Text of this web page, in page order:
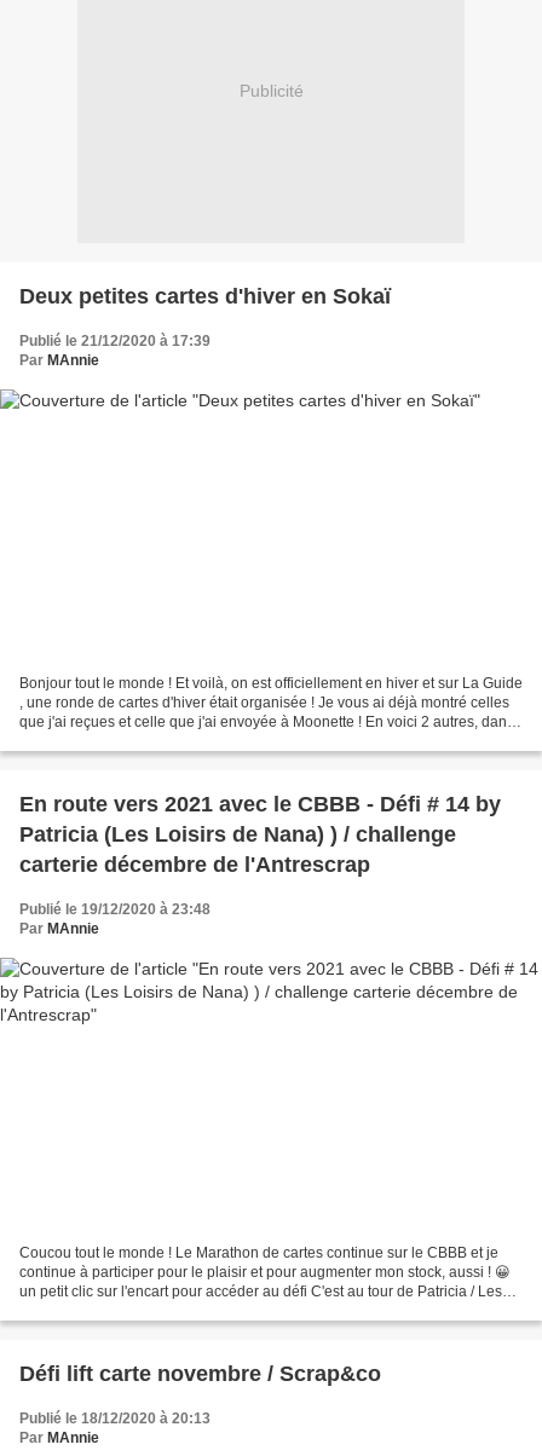
Publicité
Deux petites cartes d'hiver en Sokaï
Publié le 21/12/2020 à 17:39
Par MAnnie
Bonjour tout le monde ! Et voilà, on est officiellement en hiver et sur La Guide
, une ronde de cartes d'hiver était organisée ! Je vous ai déjà montré celles
que j'ai reçues et celle que j'ai envoyée à Moonette ! En voici 2 autres, dans
En route vers 2021 avec le CBBB - Défi # 14 by
Patricia (Les Loisirs de Nana) ) / challenge
carterie décembre de l'Antrescrap
Publié le 19/12/2020 à 23:48
Par MAnnie
Coucou tout le monde ! Le Marathon de cartes continue sur le CBBB et je
continue à participer pour le plaisir et pour augmenter mon stock, aussi ! 😀
un petit clic sur l'encart pour accéder au défi C'est au tour de Patricia / Les
Défi lift carte novembre / Scrap&co
Publié le 18/12/2020 à 20:13
Par MAnnie